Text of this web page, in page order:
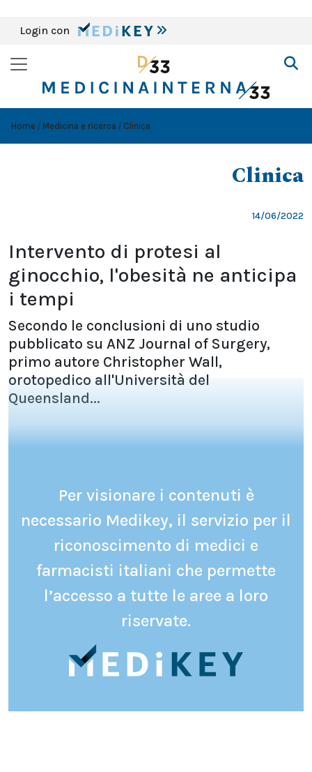
Login con
Home Medicina e ricerca Clinica
Clinica
14/06/2022
Intervento di protesi al
ginocchio, l'obesità ne anticipa
i tempi
Secondo le conclusioni di uno studio
pubblicato su ANZ Journal of Surgery,
primo autore Christopher Wall,
orotopedico all'Università del
Queensland...
Per visionare i contenuti è
necessario Medikey, il servizio per il
riconoscimento di medici e
farmacisti italiani che permette
l’accesso a tutte le aree a loro
riservate.